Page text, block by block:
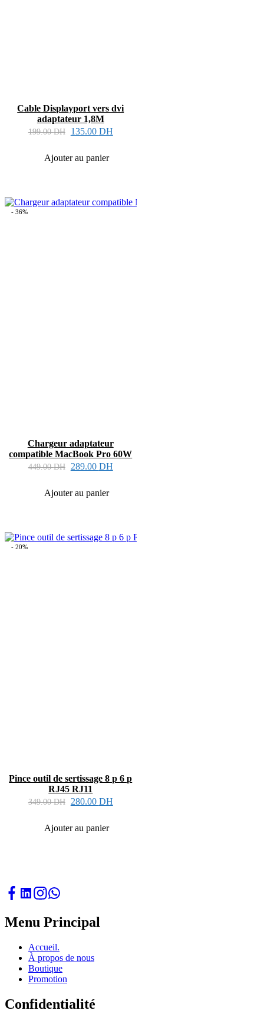
Cable Displayport vers dvi
adaptateur 1,8M
199.00DH 135.00 DH
Ajouter au panier
- 36%
Chargeur adaptateur
compatible MacBook Pro 60W
449.00DH 289.00 DH
Ajouter au panier
- 20%
Pince outil de sertissage 8 p 6 p
RJ45 RJ11
349.00DH 280.00 DH
Ajouter au panier
Menu Principal
Accueil.
À propos de nous
Boutique
Promotion
Confidentialité